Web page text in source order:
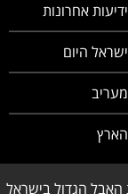
אחרונות
היום
האבל הגדול